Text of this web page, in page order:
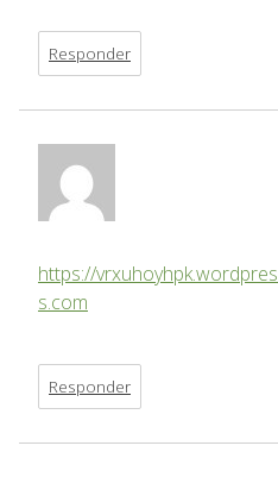
Responder
https://vrxuhoyhpk.wordpres
s.com
Responder